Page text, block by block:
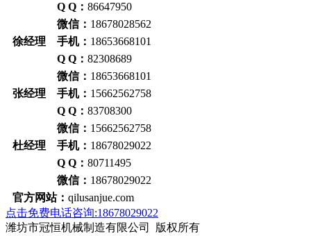
Q Q： 86647950
微信： 18678028562
徐经理 手机： 18653668101
Q Q： 82308689
微信： 18653668101
张经理 手机： 15662562758
Q Q： 83708300
微信： 15662562758
杜经理 手机： 18678029022
Q Q： 80711495
微信： 18678029022
官方网站： qilusanjue.com
点击免费电话咨询:18678029022
潍坊市冠恒机械制造有限公司 版权所有